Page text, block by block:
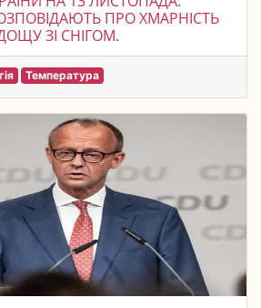
ПРО ХМАРНІСТЬ
ЗІ СНІГОМ.
Температура